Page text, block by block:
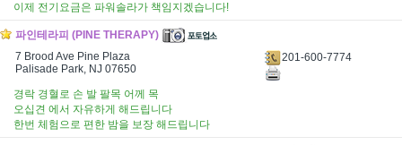
이제 전기요금은 파워솔라가 책임지겠습니다!
파인테라피 (PINE THERAPY)
7 Brood Ave Pine Plaza
Palisade Park, NJ 07650
201-600-7774
경락 경혈로 손 발 팔목 어께 목
오십견 에서 자유하게 해드립니다
한번 체험으로 편한 밤을 보장 해드립니다